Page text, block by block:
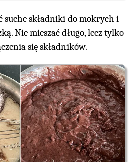
suche składniki do mokrych i
Nie mieszać długo, lecz tylko
się składników.